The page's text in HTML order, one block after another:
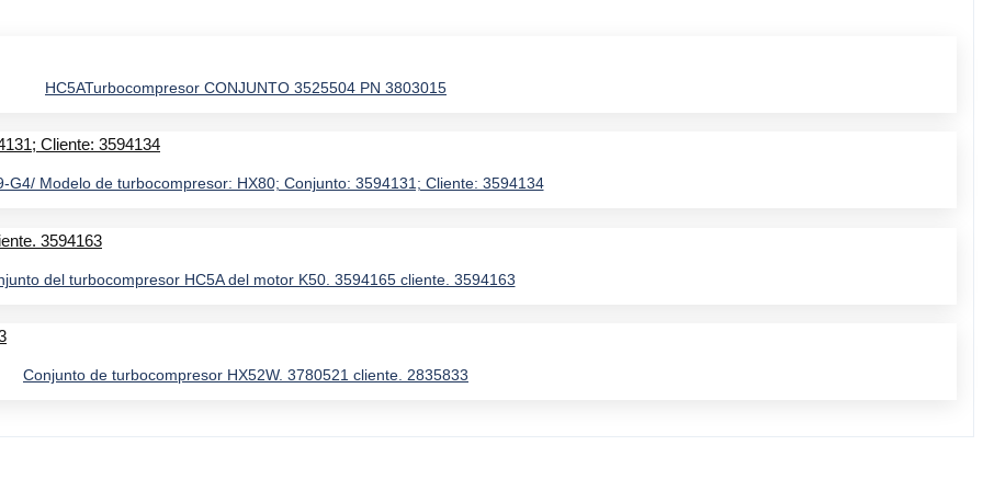
HC5ATurbocompresor CONJUNTO 3525504 PN 3803015
G4/ Modelo de turbocompresor: HX80; Conjunto: 3594131; Cliente: 3594134
del turbocompresor HC5A del motor K50. 3594165 cliente. 3594163
Conjunto de turbocompresor HX52W. 3780521 cliente. 2835833